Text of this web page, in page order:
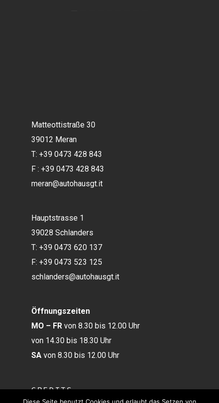
Matteottistraße 30
39012 Meran
T: +39 0473 428 843
F : +39 0473 428 843
meran@autohausgt.it
Hauptstrasse 1
39028 Schlanders
T: +39 0473 620 137
F: +39 0473 523 125
schlanders@autohausgt.it
Öffnungszeiten
MO – FR von 8.30 bis 12.00 Uhr
von 14.30 bis 18.30 Uhr
SA von 8.30 bis 12.00 Uhr
CREDITS